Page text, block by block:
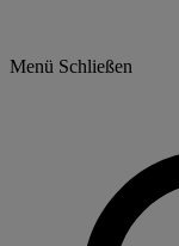
Menü Schließen